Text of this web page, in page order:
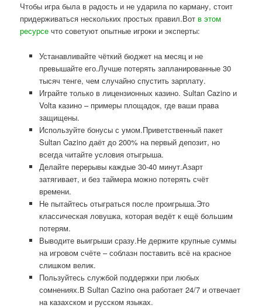
Чтобы игра была в радость и не ударила по карману, стоит
придерживаться нескольких простых правил.Вотв этом
ресурсе что советуют опытные игроки и эксперты:
Устанавливайте чёткий бюджет на месяц и не
превышайте его.Лучше потерять запланированные 30
тысяч тенге, чем случайно спустить зарплату.
Играйте только в лицензионных казино. Sultan Cazino и
Volta казино – примеры площадок, где ваши права
защищены.
Используйте бонусы с умом.Приветственный пакет
Sultan Cazino даёт до 200% на первый депозит, но
всегда читайте условия отыгрыша.
Делайте перерывы каждые 30-40 минут.Азарт
затягивает, и без таймера можно потерять счёт
времени.
Не пытайтесь отыграться после проигрыша.Это
классическая ловушка, которая ведёт к ещё большим
потерям.
Выводите выигрыши сразу.Не держите крупные суммы
на игровом счёте – соблазн поставить всё на красное
слишком велик.
Пользуйтесь службой поддержки при любых
сомнениях.В Sultan Cazino она работает 24/7 и отвечает
на казахском и русском языках.